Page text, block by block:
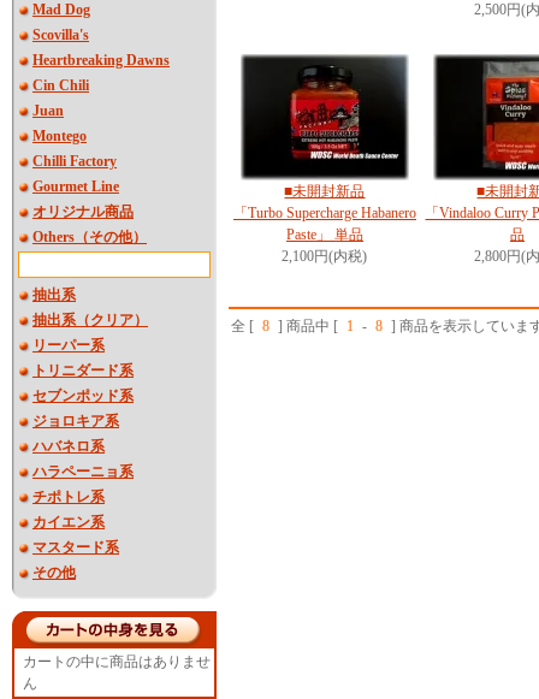
Mad Dog
Scovilla's
Heartbreaking Dawns
Cin Chili
Juan
Montego
Chilli Factory
Gourmet Line
オリジナル商品
Others（その他）
抽出系
抽出系（クリア）
リーパー系
トリニダード系
セブンポッド系
ジョロキア系
ハバネロ系
ハラペーニョ系
チポトレ系
カイエン系
マスタード系
その他
カートの中に商品はありませ
ん
2,500円(
■未開封新品
「Turbo Supercharge Habanero
Paste」 単品
2,100円(内税)
■未開封
「Vindaloo Curry
品
2,800円(
全 [ 8 ] 商品中 [ 1 - 8 ] 商品を表示していま